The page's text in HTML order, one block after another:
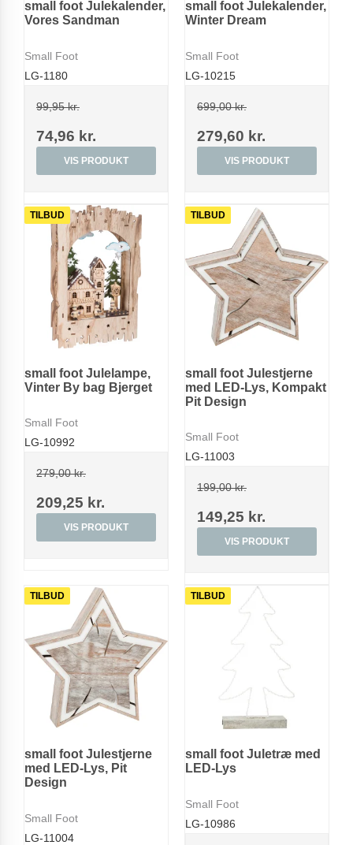
small foot Julekalender,
Vores Sandman
Small Foot
LG-1180
99,95 kr.
74,96 kr.
VIS PRODUKT
small foot Julekalender,
Winter Dream
Small Foot
LG-10215
699,00 kr.
279,60 kr.
VIS PRODUKT
TILBUD
small foot Julelampe,
Vinter By bag Bjerget
Small Foot
LG-10992
279,00 kr.
209,25 kr.
VIS PRODUKT
TILBUD
small foot Julestjerne
med LED-Lys, Kompakt
Pit Design
Small Foot
LG-11003
199,00 kr.
149,25 kr.
VIS PRODUKT
TILBUD
small foot Julestjerne
med LED-Lys, Pit
Design
Small Foot
LG-11004
TILBUD
small foot Juletræ med
LED-Lys
Small Foot
LG-10986